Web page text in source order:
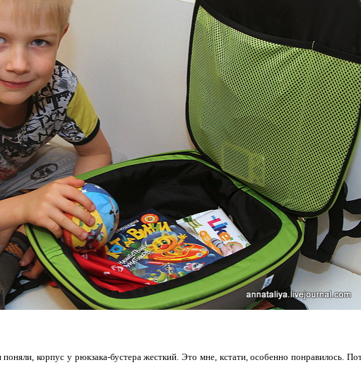
корпус у рюкзака-бустера жесткий. Это мне, кстати, особенно понравилось.